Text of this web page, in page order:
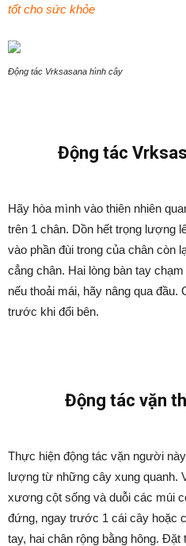
tốt cho sức khỏe
Động tác Vrksasana hình cây
Động tác
Hãy hòa mình vào thiên nhiên
trên 1 chân. Dồn hết trọng lượng
vào phần đùi trong của chân còn
cẳng chân. Hai lòng bàn tay
nếu thoải mái, hãy nâng qua
trước khi đổi bên.
Động tác vặn
Thực hiện động tác vặn người
lượng từ những cây xung quanh.
xương cột sống và duỗi các múi
đứng, ngay trước 1 cái cây hoặc
tay, hai chân rộng bằng hông.